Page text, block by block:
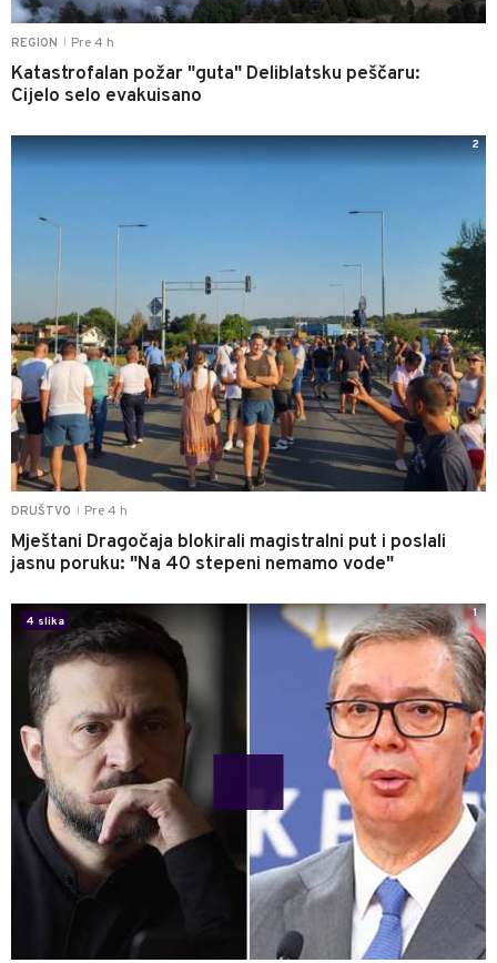
REGION Pre 4 h
Katastrofalan požar "guta" Deliblatsku peščaru:
Cijelo selo evakuisano
DRUŠTVO Pre 4 h
Mještani Dragočaja blokirali magistralni put i poslali
jasnu poruku: "Na 40 stepeni nemamo vode"
2
4 slika
1